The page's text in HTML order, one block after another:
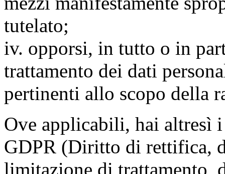
tutelato;
iv. opporsi, in tutto o in
trattamento dei dati
pertinenti allo scopo della
Ove applicabili, hai
GDPR (Diritto di rettifica,
limitazione di trattamento,